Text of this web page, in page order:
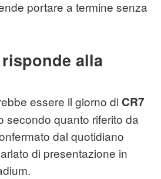
portare a termine senza
alla
essere il giorno di CR7
secondo quanto riferito da
dal quotidiano
di presentazione in